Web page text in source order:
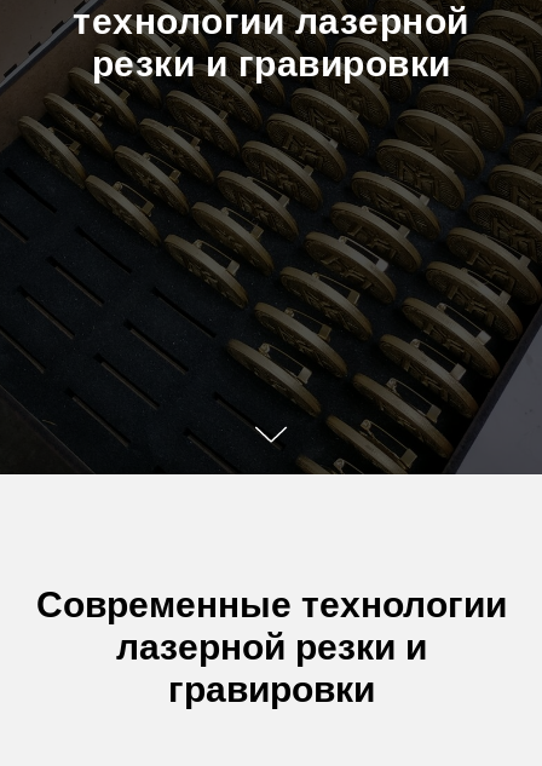
технологии лазерной
резки и гравировки
Современные технологии
лазерной резки и
гравировки